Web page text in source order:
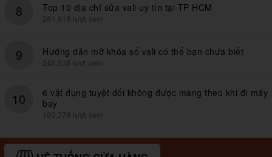
8 Top 10 địa chỉ sửa vali uy tín tại TP HCM
261,918 lượt xem
9 Hướng dẫn mở khóa số vali có thể bạn chưa biết
245,538 lượt xem
10
6 vật dụng tuyệt đối không được mang theo khi đi máy
bay
163,379 lượt xem